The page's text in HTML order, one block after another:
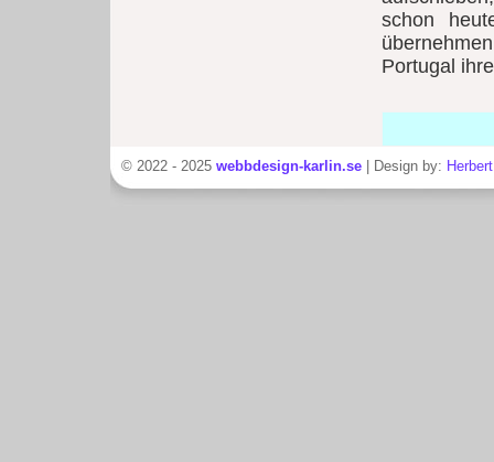
schon
Portugal
© 2022 - 2025 webbdesign-karlin.se | Design by: